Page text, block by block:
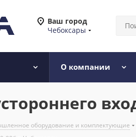
Ваш город
Чебоксары
О компании
оборудование и комплектующие